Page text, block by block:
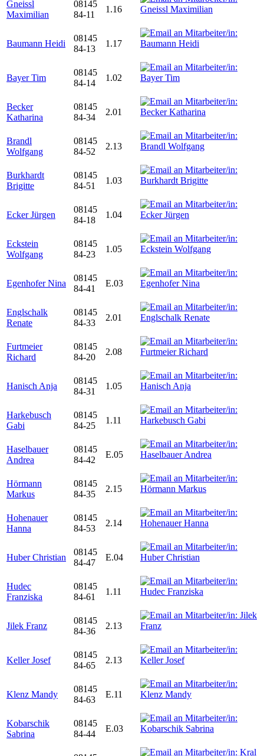
Gneissl
Maximilian
08145
84-11
1.16
Baumann Heidi
08145
84-13
1.17
Bayer Tim
08145
84-14
1.02
Becker
Katharina
08145
84-34
2.01
Brandl
Wolfgang
08145
84-52
2.13
Burkhardt
Brigitte
08145
84-51
1.03
Ecker Jürgen
08145
84-18
1.04
Eckstein
Wolfgang
08145
84-23
1.05
Egenhofer Nina
08145
84-41
E.03
Englschalk
Renate
08145
84-33
2.01
Furtmeier
Richard
08145
84-20
2.08
Hanisch Anja
08145
84-31
1.05
Harkebusch
Gabi
08145
84-25
1.11
Haselbauer
Andrea
08145
84-42
E.05
Hörmann
Markus
08145
84-35
2.15
Hohenauer
Hanna
08145
84-53
2.14
Huber Christian
08145
84-47
E.04
Hudec
Franziska
08145
84-61
1.11
Jilek Franz
08145
84-36
2.13
Keller Josef
08145
84-65
2.13
Klenz Mandy
08145
84-63
E.11
Kobarschik
Sabrina
08145
84-44
E.03